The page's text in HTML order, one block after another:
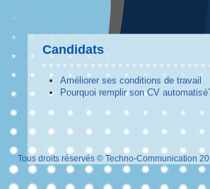
Candidats
Améliorer ses conditions de travail
Pourquoi remplir son CV
Tous droits réservés © Techno-Communication